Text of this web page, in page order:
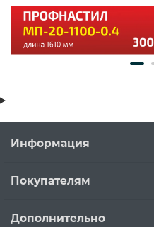
Информация
Покупателям
Дополнительно